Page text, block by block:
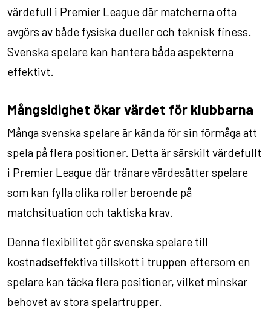
värdefull i Premier League där matcherna ofta
avgörs av både fysiska dueller och teknisk finess.
Svenska spelare kan hantera båda aspekterna
effektivt.
Mångsidighet ökar värdet för klubbarna
Många svenska spelare är kända för sin förmåga att
spela på flera positioner. Detta är särskilt värdefullt
i Premier League där tränare värdesätter spelare
som kan fylla olika roller beroende på
matchsituation och taktiska krav.
Denna flexibilitet gör svenska spelare till
kostnadseffektiva tillskott i truppen eftersom en
spelare kan täcka flera positioner, vilket minskar
behovet av stora spelartrupper.